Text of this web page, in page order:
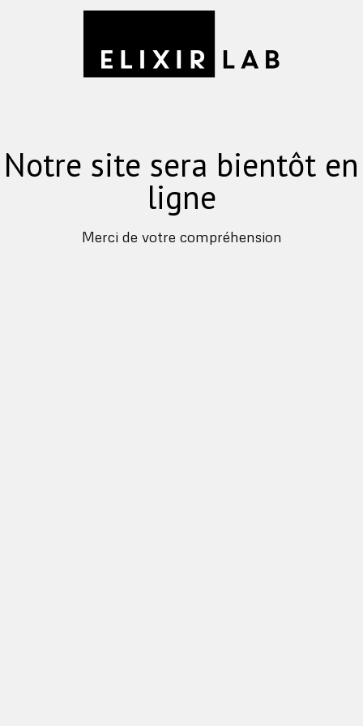
Notre site sera bientôt en
ligne
Merci de votre compréhension